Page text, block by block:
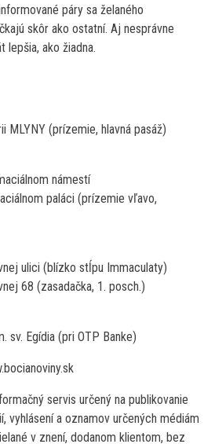
páry sa želaného
skôr ako ostatní. Aj nesprávne
lepšia, ako žiadna.
MLYNY (prízemie, hlavná pasáž)
námestí
paláci (prízemie vľavo,
ulici (blízko stĺpu Immaculaty)
68 (zasadačka, 1. posch.)
sv. Egídia (pri OTP Banke)
servis určený na publikovanie
vyhlásení a oznamov určených médiám
v znení, dodanom klientom, bez